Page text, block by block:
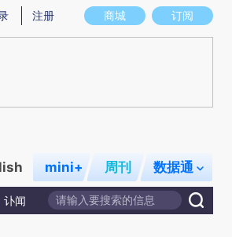
意图存在偏差。不代表财新观点和立场。推荐点击
商城 订阅
注册
mini+ 周刊 数据通
讣闻